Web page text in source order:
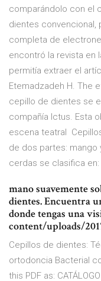
comparándolo con el
dientes convencional,
completa de
encontró la revista en
permitía extraer el
Etemadzadeh H. The
cepillo de dientes se
compañía Ictus. Esta
escena teatral
de dos partes: mango
cerdas se clasifica en:
mano suavemente
dientes. Encuentra
donde tengas una
content/uploads/
Cepillos de dientes:
ortodoncia Bacterial
this PDF as: